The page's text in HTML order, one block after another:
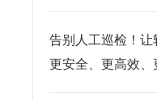
告别人工巡检！让
更安全、更高效、